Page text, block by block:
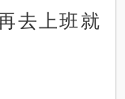
去上班就